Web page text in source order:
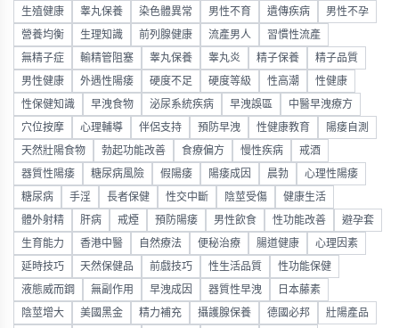
生殖健康 睾丸保養 染色體異常 男性不育 遺傳疾病 男性不孕
營養均衡 生理知識 前列腺健康 流產男人 習慣性流產
無精子症 輸精管阻塞 睾丸保養 睾丸炎 精子保養 精子品質
男性健康 外遇性陽痿 硬度不足 硬度等級 性高潮 性健康
性保健知識 早洩食物 泌尿系統疾病 早洩誤區 中醫早洩療方
穴位按摩 心理輔導 伴侶支持 預防早洩 性健康教育 陽痿自測
天然壯陽食物 勃起功能改善 食療偏方 慢性疾病 戒酒
器質性陽痿 糖尿病風險 假陽痿 陽痿成因 晨勃 心理性陽痿
糖尿病 手淫 長者保健 性交中斷 陰莖受傷 健康生活
體外射精 肝病 戒煙 預防陽痿 男性飲食 性功能改善 避孕套
生育能力 香港中醫 自然療法 便秘治療 腸道健康 心理因素
延時技巧 天然保健品 前戲技巧 性生活品質 性功能保健
液態威而鋼 無副作用 早洩成因 器質性早洩 日本藤素
陰莖增大 美國黑金 精力補充 攝護腺保養 德國必邦 壯陽產品